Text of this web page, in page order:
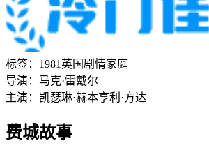
标签： 1981 英国 剧情家庭
导演： 马克·雷戴尔
主演： 凯瑟琳·赫本亨利·方达
费城故事